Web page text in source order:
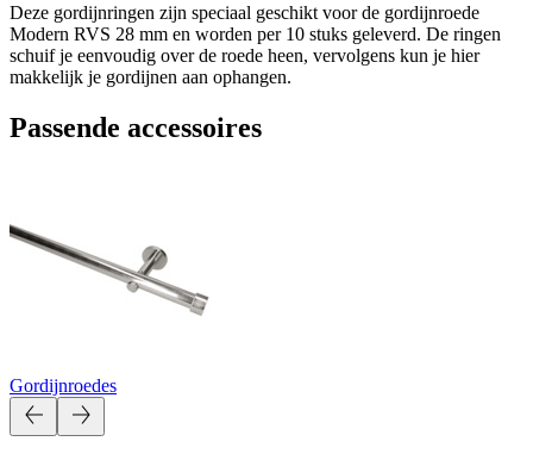
Deze gordijnringen zijn speciaal geschikt voor de gordijnroede
Modern RVS 28 mm en worden per 10 stuks geleverd. De ringen
schuif je eenvoudig over de roede heen, vervolgens kun je hier
makkelijk je gordijnen aan ophangen.
Passende accessoires
Gordijnroedes